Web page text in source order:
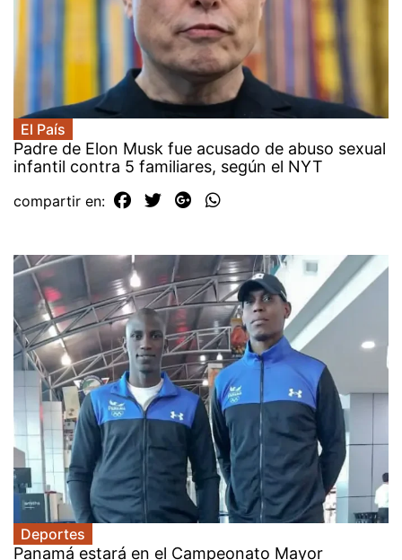
El País
Padre de Elon Musk fue acusado de abuso sexual
infantil contra 5 familiares, según el NYT
compartir en:
Deportes
Panamá estará en el Campeonato Mayor